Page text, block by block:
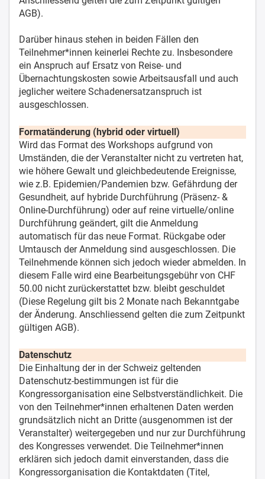
AGB).
Darüber hinaus stehen in beiden Fällen den
Teilnehmer*innen keinerlei Rechte zu. Insbesondere
ein Anspruch auf Ersatz von Reise- und
Übernachtungskosten sowie Arbeitsausfall und auch
jeglicher weitere Schadenersatzanspruch ist
ausgeschlossen.
Formatänderung (hybrid oder virtuell)
Wird das Format des Workshops aufgrund von
Umständen, die der Veranstalter nicht zu vertreten hat,
wie höhere Gewalt und gleichbedeutende Ereignisse,
wie z.B. Epidemien/Pandemien bzw. Gefährdung der
Gesundheit, auf hybride Durchführung (Präsenz- &
Online-Durchführung) oder auf reine virtuelle/online
Durchführung geändert, gilt die Anmeldung
automatisch für das neue Format. Rückgabe oder
Umtausch der Anmeldung sind ausgeschlossen. Die
Teilnehmende können sich jedoch wieder abmelden. In
diesem Falle wird eine Bearbeitungsgebühr von CHF
50.00 nicht zurückerstattet bzw. bleibt geschuldet
(Diese Regelung gilt bis 2 Monate nach Bekanntgabe
der Änderung. Anschliessend gelten die zum Zeitpunkt
gültigen AGB).
Datenschutz
Die Einhaltung der in der Schweiz geltenden
Datenschutz-bestimmungen ist für die
Kongressorganisation eine Selbstverständlichkeit. Die
von den Teilnehmer*innen erhaltenen Daten werden
grundsätzlich nicht an Dritte (ausgenommen ist der
Veranstalter) weitergegeben und nur zur Durchführung
des Kongresses verwendet. Die Teilnehmer*innen
erklären sich jedoch damit einverstanden, dass die
Kongressorganisation die Kontaktdaten (Titel,